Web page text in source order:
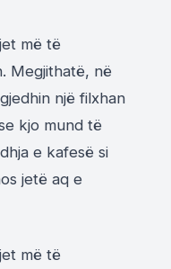
më të
Megjithatë, në
një filxhan
kjo mund të
e kafesë si
jetë aq e
më të